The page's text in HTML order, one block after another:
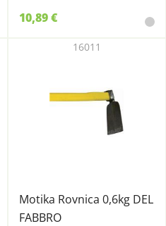
10,89 €
Motika Rovnica 0,6kg DEL
FABBRO
16011